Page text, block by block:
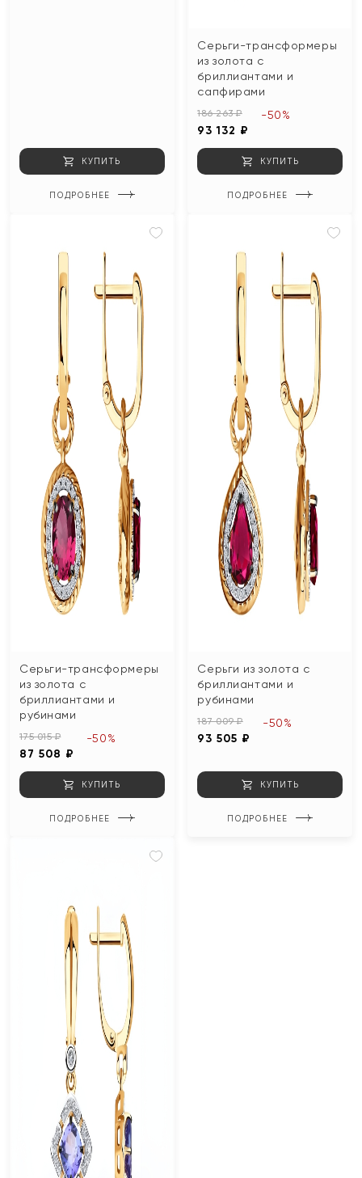
КУПИТЬ
ПОДРОБНЕЕ
Серьги-трансформеры
из золота с
бриллиантами и
сапфирами
186 263 ₽
93 132 ₽
-50%
КУПИТЬ
ПОДРОБНЕЕ
Серьги-трансформеры
из золота с
бриллиантами и
рубинами
175 015 ₽
87 508 ₽
-50%
КУПИТЬ
ПОДРОБНЕЕ
Серьги из золота с
бриллиантами и
рубинами
187 009 ₽
93 505 ₽
-50%
КУПИТЬ
ПОДРОБНЕЕ